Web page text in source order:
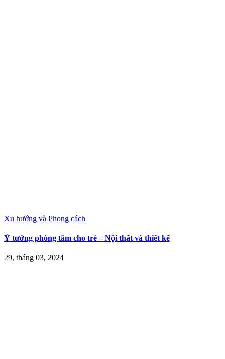
Xu hướng và Phong cách
Ý tưởng phòng tắm cho trẻ – Nội thất và thiết kế
29, tháng 03, 2024